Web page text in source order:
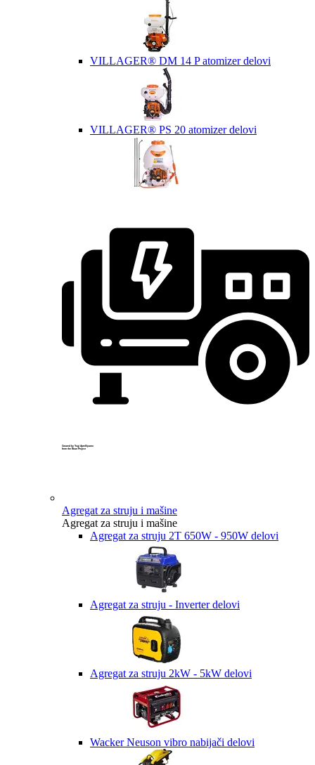
VILLAGER® DM 14 P atomizer delovi
VILLAGER® PS 20 atomizer delovi
Created by Yogi Aprelliyanto
from the Noun Project
Agregat za struju i mašine
Agregat za struju i mašine
Agregat za struju 2T 650W - 950W delovi
Agregat za struju - Inverter delovi
Agregat za struju 2kW - 5kW delovi
Wacker Neuson vibro nabijači delovi